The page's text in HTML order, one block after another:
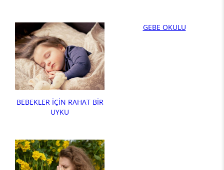
BEBEKLER İÇİN RAHAT BİR
UYKU
GEBE OKULU